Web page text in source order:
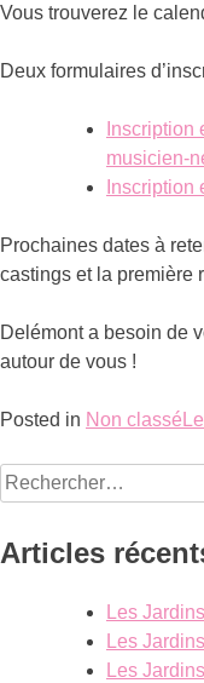
Vous trouverez le
Deux formulaires
Inscription
musicien-
Inscription
Prochaines dates à
castings et la première
Delémont a besoin de
autour de vous !
Posted in Non classé
Articles
Les
Les
Les